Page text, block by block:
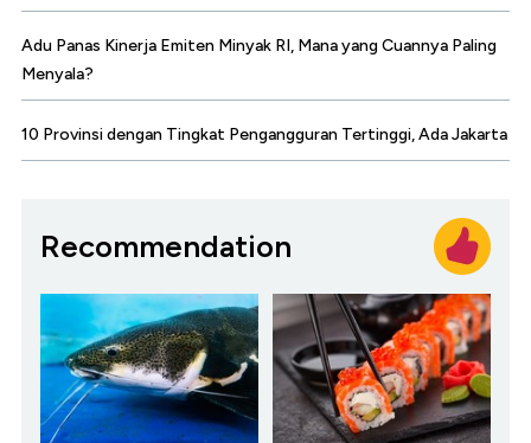
Adu Panas Kinerja Emiten Minyak RI, Mana yang Cuannya Paling
Menyala?
10 Provinsi dengan Tingkat Pengangguran Tertinggi, Ada Jakarta
Recommendation